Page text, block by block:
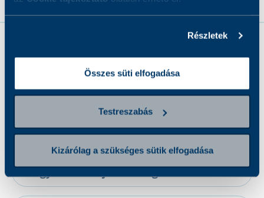
Részletek
Összes süti elfogadása
Testreszabás
Kizárólag a szükséges sütik elfogadása
• Mit vizsgálunk?
Gyakori tünetek